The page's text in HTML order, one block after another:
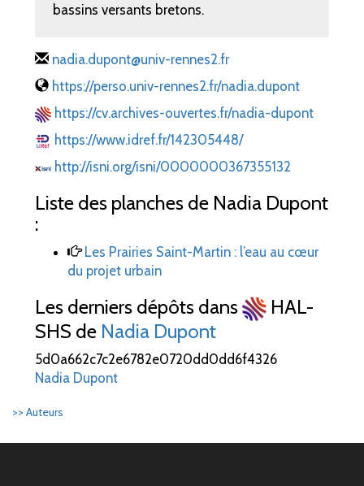
bassins versants bretons.
nadia.dupont@univ-rennes2.fr
https://perso.univ-rennes2.fr/nadia.dupont
https://cv.archives-ouvertes.fr/nadia-dupont
https://www.idref.fr/142305448/
http://isni.org/isni/0000000367355132
Liste des planches de Nadia Dupont
:
Les Prairies Saint-Martin : l’eau au cœur
du projet urbain
Les derniers dépôts dans
HAL-
SHS de Nadia Dupont
5d0a662c7c2e6782e0720dd0dd6f4326
Nadia Dupont
>> Auteurs